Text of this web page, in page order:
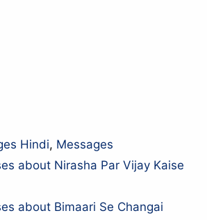
Hindi, Messages
about Nirasha Par Vijay Kaise
about Bimaari Se Changai